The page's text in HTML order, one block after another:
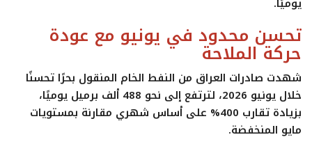
تحسن محدود في يونيو مع عودة
حركة الملاحة
شهدت صادرات العراق من النفط الخام المنقول بحرًا تحسنًا
خلال يونيو 2026، لترتفع إلى نحو
488 ألف برميل يوميًا
،
بزيادة تقارب 400% على أساس شهري
مقارنة بمستويات
مايو المنخفضة.